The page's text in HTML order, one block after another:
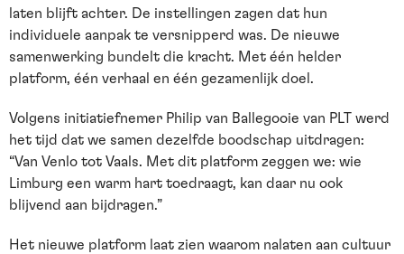
laten blijft achter. De instellingen zagen dat hun
individuele aanpak te versnipperd was. De nieuwe
samenwerking bundelt die kracht. Met één helder
platform, één verhaal en één gezamenlijk doel.
Volgens initiatiefnemer Philip van Ballegooie van PLT werd
het tijd dat we samen dezelfde boodschap uitdragen:
“Van Venlo tot Vaals. Met dit platform zeggen we: wie
Limburg een warm hart toedraagt, kan daar nu ook
blijvend aan bijdragen.”
Het nieuwe platform laat zien waarom nalaten aan cultuur